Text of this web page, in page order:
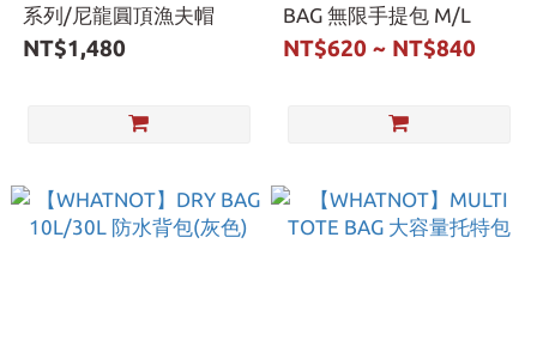
系列/尼龍圓頂漁夫帽
NT$1,480
BAG 無限手提包 M/L
NT$620 ~ NT$840